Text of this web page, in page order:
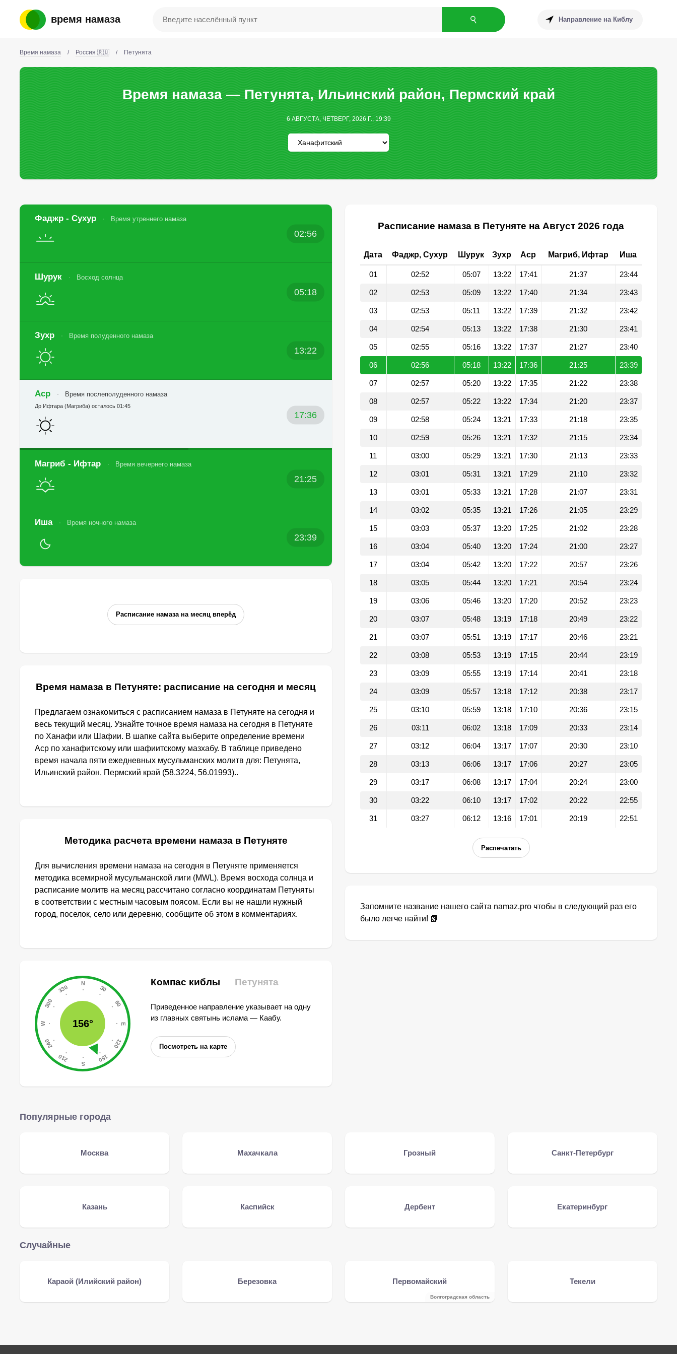
время намаза Направление на Киблу
Время намаза / Россия 🇷🇺 / Петунята
Время намаза — Петунята, Ильинский район, Пермский край
6 АВГУСТА, ЧЕТВЕРГ, 2026 Г., 19:39
Фаджр - Сухур Время утреннего намаза
02:56
Шурук Восход солнца
05:18
Зухр Время полуденного намаза
13:22
Аср Время послеполуденного намаза
17:36
До Ифтара (Магриба) осталось 01:45
Магриб - Ифтар Время вечернего намаза
21:25
Иша Время ночного намаза
23:39
Расписание намаза на месяц вперёд
Время намаза в Петуняте: расписание на сегодня и месяц
Предлагаем ознакомиться с расписанием намаза в Петуняте на сегодня и
весь текущий месяц. Узнайте точное время намаза на сегодня в Петуняте
по Ханафи или Шафии. В шапке сайта выберите определение времени
Аср по ханафитскому или шафиитскому мазхабу. В таблице приведено
время начала пяти ежедневных мусульманских молитв для: Петунята,
Ильинский район, Пермский край (58.3224, 56.01993)..
Методика расчета времени намаза в Петуняте
Для вычисления времени намаза на сегодня в Петуняте применяется
методика всемирной мусульманской лиги (MWL). Время восхода солнца и
расписание молитв на месяц рассчитано согласно координатам Петуняты
в соответствии с местным часовым поясом. Если вы не нашли нужный
город, поселок, село или деревню, сообщите об этом в комментариях.
156°
Компас киблы Петунята
Приведенное направление указывает на одну
из главных святынь ислама — Каабу.
Посмотреть на карте
Расписание намаза в Петуняте на Август 2026 года
Дата Фаджр, Сухур Шурук Зухр Аср Магриб, Ифтар Иша
01 02:52 05:07 13:22 17:41 21:37 23:44
02 02:53 05:09 13:22 17:40 21:34 23:43
03 02:53 05:11 13:22 17:39 21:32 23:42
04 02:54 05:13 13:22 17:38 21:30 23:41
05 02:55 05:16 13:22 17:37 21:27 23:40
06 02:56 05:18 13:22 17:36 21:25 23:39
07 02:57 05:20 13:22 17:35 21:22 23:38
08 02:57 05:22 13:22 17:34 21:20 23:37
09 02:58 05:24 13:21 17:33 21:18 23:35
10 02:59 05:26 13:21 17:32 21:15 23:34
11 03:00 05:29 13:21 17:30 21:13 23:33
12 03:01 05:31 13:21 17:29 21:10 23:32
13 03:01 05:33 13:21 17:28 21:07 23:31
14 03:02 05:35 13:21 17:26 21:05 23:29
15 03:03 05:37 13:20 17:25 21:02 23:28
16 03:04 05:40 13:20 17:24 21:00 23:27
17 03:04 05:42 13:20 17:22 20:57 23:26
18 03:05 05:44 13:20 17:21 20:54 23:24
19 03:06 05:46 13:20 17:20 20:52 23:23
20 03:07 05:48 13:19 17:18 20:49 23:22
21 03:07 05:51 13:19 17:17 20:46 23:21
22 03:08 05:53 13:19 17:15 20:44 23:19
23 03:09 05:55 13:19 17:14 20:41 23:18
24 03:09 05:57 13:18 17:12 20:38 23:17
25 03:10 05:59 13:18 17:10 20:36 23:15
26 03:11 06:02 13:18 17:09 20:33 23:14
27 03:12 06:04 13:17 17:07 20:30 23:10
28 03:13 06:06 13:17 17:06 20:27 23:05
29 03:17 06:08 13:17 17:04 20:24 23:00
30 03:22 06:10 13:17 17:02 20:22 22:55
31 03:27 06:12 13:16 17:01 20:19 22:51
Распечатать
Запомните название нашего сайта namaz.pro чтобы в следующий раз его
было легче найти! 📗
Популярные города
Москва Махачкала Грозный Санкт-Петербург
Казань Каспийск Дербент Екатеринбург
Случайные
Караой (Илийский район) Березовка Первомайский
Волгоградская область
Текели